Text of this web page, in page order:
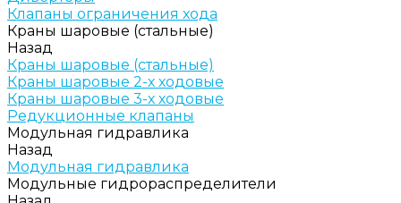
Клапаны ограничения хода
Краны шаровые (стальные)
Назад
Краны шаровые (стальные)
Краны шаровые 2-х ходовые
Краны шаровые 3-х ходовые
Редукционные клапаны
Модульная гидравлика
Назад
Модульная гидравлика
Модульные гидрораспределители